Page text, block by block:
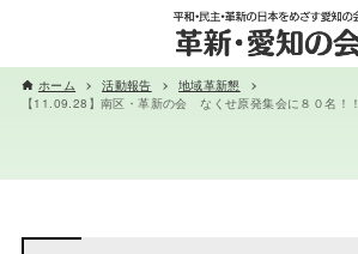
ホーム 活動報告
地域革新懇
【11.09.28】南区・革新の会 なくせ原発集会に８０名！！